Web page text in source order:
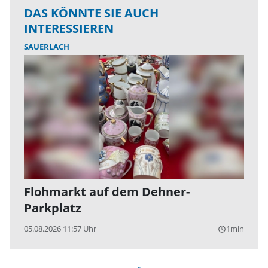
DAS KÖNNTE SIE AUCH
INTERESSIEREN
SAUERLACH
Flohmarkt auf dem Dehner-
Parkplatz
05.08.2026 11:57 Uhr query_builder1min